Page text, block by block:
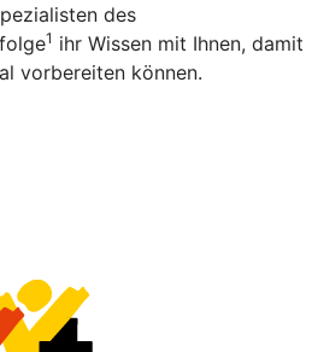
des
1 ihr Wissen mit Ihnen, damit
vorbereiten können.